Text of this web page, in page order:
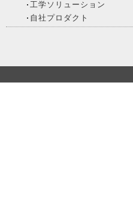
工学ソリューション
自社プロダクト